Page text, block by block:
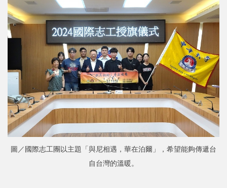
圖／國際志工團以主題「與尼相遇，華在泊爾」，希望能夠傳遞台
自台灣的溫暖。